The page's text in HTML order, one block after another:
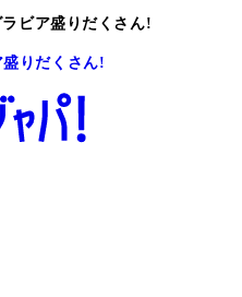
ビア盛りだくさん!
りだくさん!